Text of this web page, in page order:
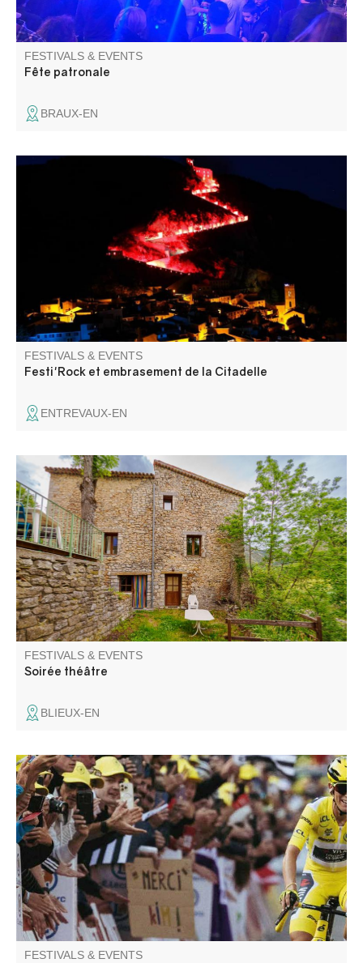
FESTIVALS & EVENTS
Fête patronale
BRAUX-EN
La Citadelle s'enflamme ! Venez assister à la montée aux
flambeaux et à l'embrasement de la Citadelle, suivi d'un
FESTIVALS & EVENTS
Festi'Rock et embrasement de la Citadelle
ENTREVAUX-EN
La Compagnie Totem et le Gîte La Chambrette vous
invitent à une soirée théâtre !! Une interprétation de
"Pauvreté, Richesse, Homme et Bête" de Hans Henny
Jahnn vous sera proposée. Il s'agit d'un drame paysan.
FESTIVALS & EVENTS
Soirée théâtre
BLIEUX-EN
Entrevaux entre dans la course, lors de la 8ème et plus
longue étape du Tour de France Femmes 2026, entre
Sisteron et Nice !
FESTIVALS & EVENTS